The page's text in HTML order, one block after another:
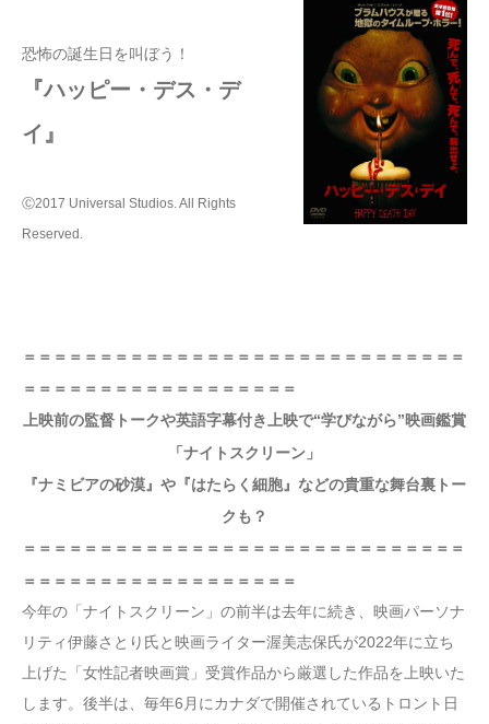
恐怖の誕生日を叫ぼう！
『ハッピー・デス・デ
イ』
Ⓒ2017 Universal Studios. All Rights
Reserved.
＝＝＝＝＝＝＝＝＝＝＝＝＝＝＝＝＝＝＝＝＝＝＝＝＝＝＝＝＝
＝＝＝＝＝＝＝＝＝＝＝＝＝＝＝＝＝＝
上映前の監督トークや英語字幕付き上映で“学びながら”映画鑑賞
「ナイトスクリーン」
『ナミビアの砂漠』や『はたらく細胞』などの貴重な舞台裏トー
クも？
＝＝＝＝＝＝＝＝＝＝＝＝＝＝＝＝＝＝＝＝＝＝＝＝＝＝＝＝＝
＝＝＝＝＝＝＝＝＝＝＝＝＝＝＝＝＝＝
今年の「ナイトスクリーン」の前半は去年に続き、映画パーソナ
リティ伊藤さとり氏と映画ライター渥美志保氏が2022年に立ち
上げた「女性記者映画賞」受賞作品から厳選した作品を上映いた
します。後半は、毎年6月にカナダで開催されているトロント日